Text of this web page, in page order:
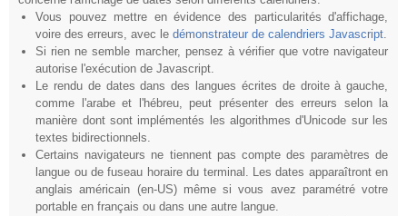
Vous pouvez mettre en évidence des particularités d'affichage,
voire des erreurs, avec ledémonstrateur de calendriers Javascript.
Si rien ne semble marcher, pensez à vérifier que votre navigateur
autorise l'exécution de Javascript.
Le rendu de dates dans des langues écrites de droite à gauche,
comme l'arabe et l'hébreu, peut présenter des erreurs selon la
manière dont sont implémentés les algorithmes d'Unicode sur les
textes bidirectionnels.
Certains navigateurs ne tiennent pas compte des paramètres de
langue ou de fuseau horaire du terminal. Les dates apparaîtront en
anglais américain (en-US) même si vous avez paramétré votre
portable en français ou dans une autre langue.